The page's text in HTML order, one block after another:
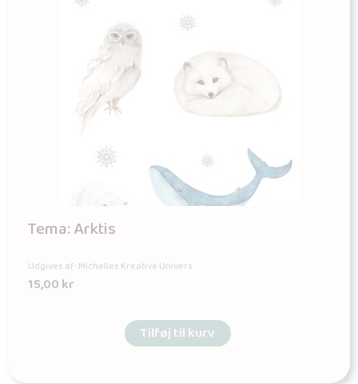
Tema: Arktis
Udgives af: Michelles Kreative Univers
15,00kr
Tilføj til kurv